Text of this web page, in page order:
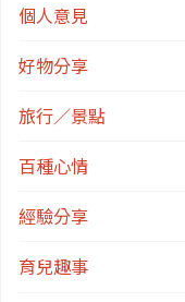
個人意見
好物分享
旅行／景點
百種心情
經驗分享
育兒趣事